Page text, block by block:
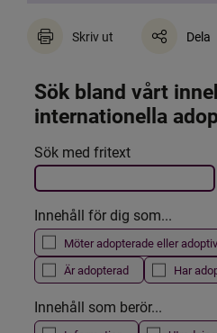
Skriv ut Dela
Sök bland vårt
internationella
Filtrera resultatet
Det här formuläret postas
Sök med fritext
Innehåll för dig som...
Möter adopterade eller
Är adopterad
Har
Innehåll som berör...